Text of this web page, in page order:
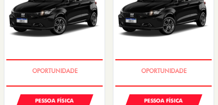
PESSOA FÍSICA PESSOA FÍSICA